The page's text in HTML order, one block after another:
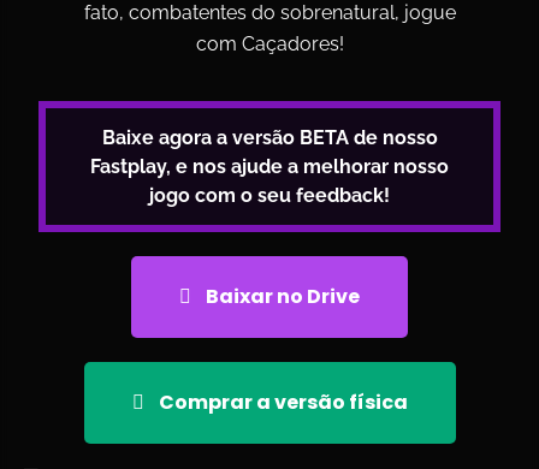
fato, combatentes do sobrenatural, jogue
com Caçadores!
Baixe agora a versão BETA de nosso
Fastplay, e nos ajude a melhorar nosso
jogo com o seu feedback!
Baixar no Drive
Comprar a versão física